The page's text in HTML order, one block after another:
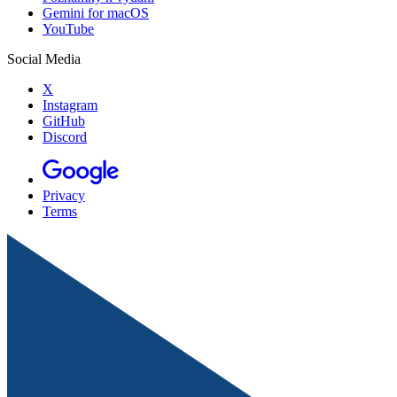
Gemini for macOS
YouTube
Social Media
X
Instagram
GitHub
Discord
Privacy
Terms